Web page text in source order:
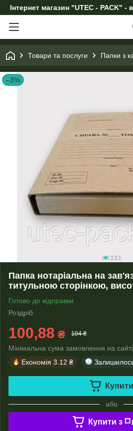
Інтернет магазин "UTEC - PACK"
Товари та послуги Папки з
–3%
Папка нотаріальна на
титульною сторінкою,
Готово до відправки
Роздріб
100,88 ₴ 104 ₴
Мінімальна сума замовлення на
Економія 3.12 ₴
Купити
або
Купити з